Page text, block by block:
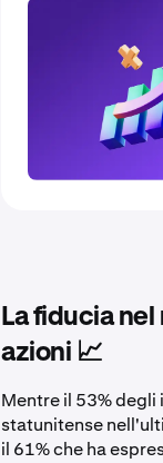
La fiducia
azioni 📈
Mentre il 53%
statunitense
il 61% che ha